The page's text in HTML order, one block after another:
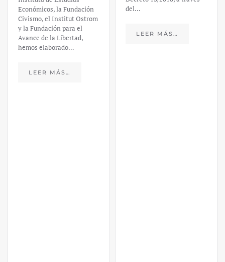
Económicos, la Fundación
Civismo, el Institut Ostrom
y la Fundación para el
Avance de la Libertad,
hemos elaborado…
LEER MÁS…
del…
LEER MÁS…